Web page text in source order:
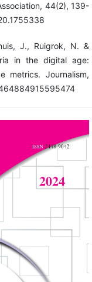
44(2), 139-
J., Ruigrok, N. &
in the digital age:
metrics. Journalism,